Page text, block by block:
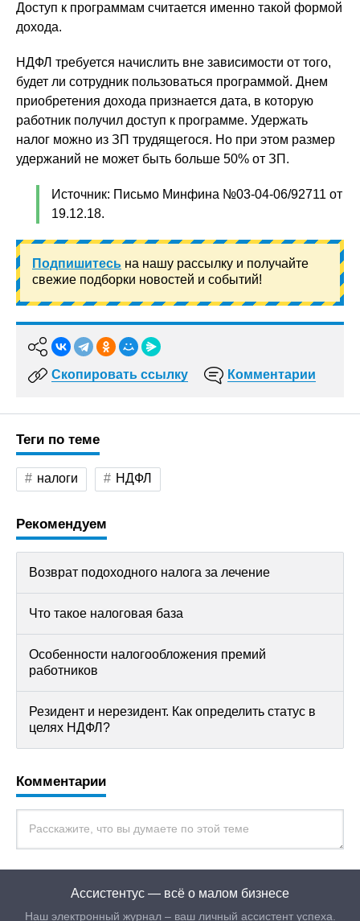
Доступ к программам считается именно такой формой
дохода.
НДФЛ требуется начислить вне зависимости от того,
будет ли сотрудник пользоваться программой. Днем
приобретения дохода признается дата, в которую
работник получил доступ к программе. Удержать
налог можно из ЗП трудящегося. Но при этом размер
удержаний не может быть больше 50% от ЗП.
Источник: Письмо Минфина №03-04-06/92711 от
19.12.18.
Подпишитесь на нашу рассылку и получайте
свежие подборки новостей и событий!
Скопировать ссылку Комментарии
Теги по теме
налоги НДФЛ
Рекомендуем
Возврат подоходного налога за лечение
Что такое налоговая база
Особенности налогообложения премий
работников
Резидент и нерезидент. Как определить статус в
целях НДФЛ?
Комментарии
Ассистентус — всё о малом бизнесе
Наш электронный журнал – ваш личный ассистент успеха.